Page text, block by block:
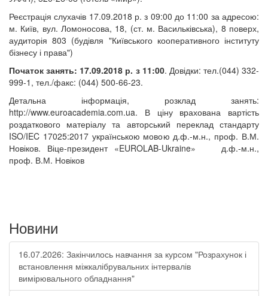
Реєстрація слухачів 17.09.2018 р. з 09:00 до 11:00 за адресою:
м. Київ, вул. Ломоносова, 18, (ст. м. Васильківська), 8 поверх,
аудиторія 803 (будівля "Київського кооперативного інституту
бізнесу і права")
Початок занять: 17.09.2018 р. з 11:00. Довідки: тел.(044) 332-
999-1, тел./факс: (044) 500-66-23.
Детальна інформація, розклад занять:
http://www.euroacademia.com.ua. В ціну врахована вартість
роздаткового матеріалу та авторський переклад стандарту
ISO/IEC 17025:2017 українською мовою д.ф.-м.н., проф. В.М.
Новіков. Віце-президент «EUROLAB-Ukraine» д.ф.-м.н.,
проф. В.М. Новіков
Новини
16.07.2026: Закінчилось навчання за курсом "Розрахунок і
встановлення міжкалібрувальних інтервалів
вимірювального обладнання"